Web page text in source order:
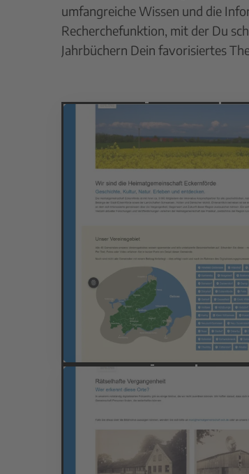
umfangreiche Wissen und die
Recherchefunktion, mit der Du
Jahrbüchern Dein favorisiertes